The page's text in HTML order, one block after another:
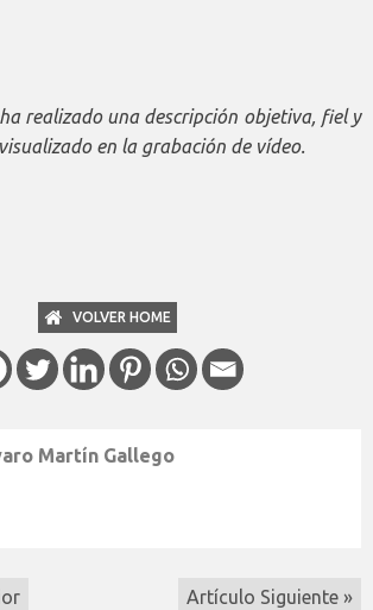
realizado una descripción objetiva, fiel y
en la grabación de vídeo.
VOLVER HOME
Martín Gallego
Artículo Siguiente »